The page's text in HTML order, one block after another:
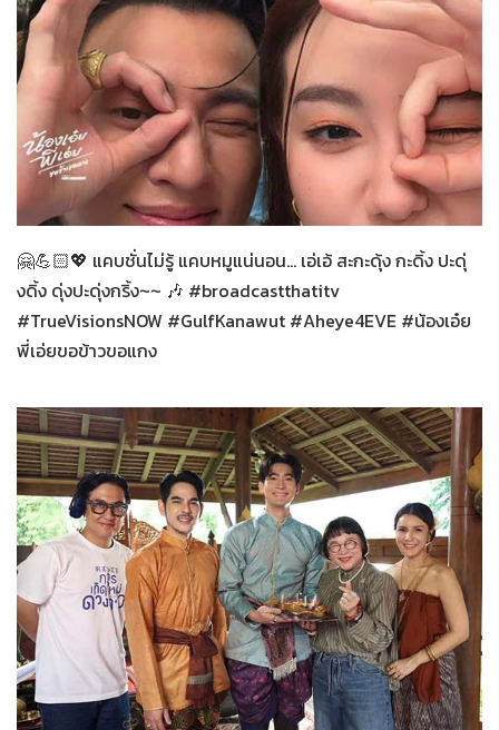
14-07-2569 น้องเอ๋ยพี่เอ่ยขอข้าวขอแกง
🤗💪🏻💖 แคบชั่นไม่รู้ แคบหมูแน่นอน... เอ่เอ้ สะกะดุ้ง กะดิ้ง ปะดุ่
งดิ้ง ดุ่งปะดุ่งกริ้ง~~ 🎶 #broadcastthatitv
#TrueVisionsNOW #GulfKanawut #Aheye4EVE #น้องเอ๋ย
พี่เอ่ยขอข้าวขอแกง